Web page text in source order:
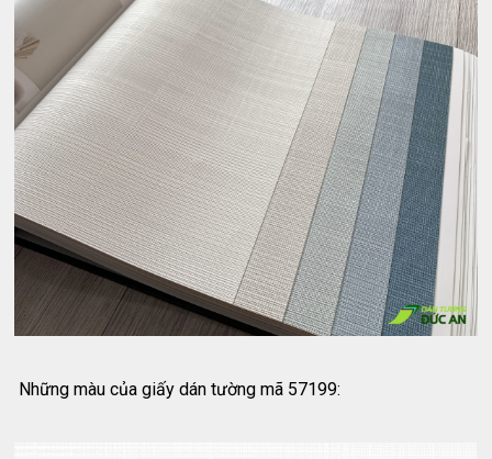
Những màu của giấy dán tường mã 57199: